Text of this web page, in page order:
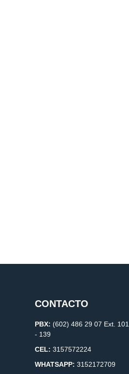
CONTACTO
PBX: (602) 486 29 07 Ext.
- 139
CEL: 3157572224
WHATSAPP: 3152172709